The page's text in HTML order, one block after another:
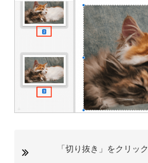
「切り抜き」をクリック